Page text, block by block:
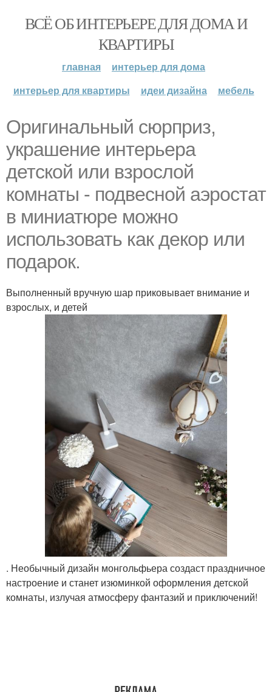
ВСЁ ОБ ИНТЕРЬЕРЕ ДЛЯ ДОМА И
КВАРТИРЫ
главная
интерьер для дома
интерьер для квартиры
идеи дизайна мебель
Оригинальный сюрприз,
украшение интерьера
детской или взрослой
комнаты - подвесной аэростат
в миниатюре можно
использовать как декор или
подарок.
Выполненный вручную шар приковывает внимание и
взрослых, и детей
. Необычный дизайн монгольфьера создаст праздничное
настроение и станет изюминкой оформления детской
комнаты, излучая атмосферу фантазий и приключений!